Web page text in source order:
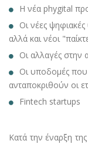
Η νέα phygital
Οι νέες
αλλά και νέοι
Οι αλλαγές
Οι υποδομές που
ανταποκριθούν οι
Fintech startups
Κατά την έναρξη